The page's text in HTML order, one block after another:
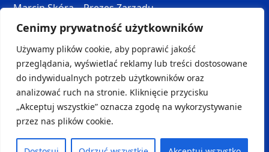
Cenimy prywatność użytkowników
Używamy plików cookie, aby poprawić jakość
przeglądania, wyświetlać reklamy lub treści dostosowane
do indywidualnych potrzeb użytkowników oraz
analizować ruch na stronie. Kliknięcie przycisku
„Akceptuj wszystkie” oznacza zgodę na wykorzystywanie
przez nas plików cookie.
Marcin Skóra – Prezes Zarządu
Maciej Hołda – Członek Zarządu
Tomasz Śmieszek – Członek Zarządu
DANE KONTAKTOWE
kontakt@handball-palac.pl
+48 798 264 581
SOCIAL MEDIA
Copyright © 2024-2025handball-palac.pl| Projekt i